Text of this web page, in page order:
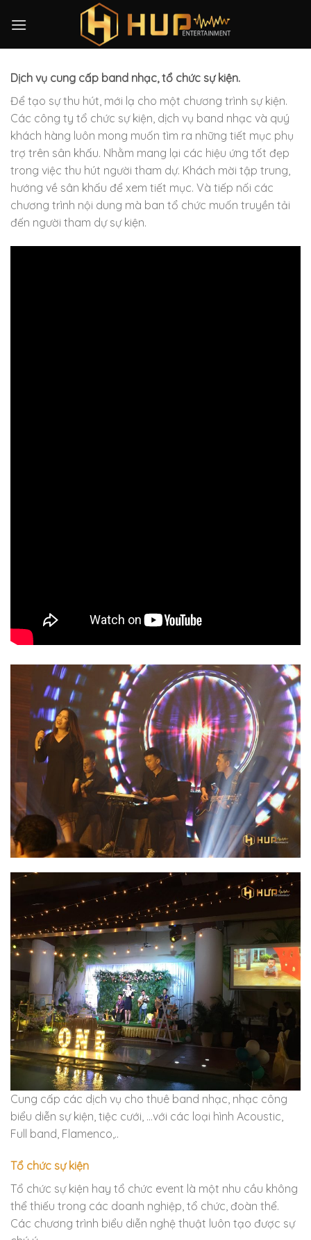
Dịch vụ cung cấp band nhạc, tổ chức sự kiện.
Để tạo sự thu hút, mới lạ cho một chương trình sự kiện.
Các công ty tổ chức sự kiện, dịch vụ band nhạc và quý
khách hàng luôn mong muốn tìm ra những tiết mục phụ
trợ trên sân khấu. Nhằm mang lại các hiệu ứng tốt đẹp
trong việc thu hút người tham dự. Khách mời tập trung,
hướng về sân khấu để xem tiết mục. Và tiếp nối các
chương trình nội dung mà ban tổ chức muốn truyền tải
đến người tham dự sự kiện.
Cung cấp các dịch vụ cho thuê band nhạc, nhạc công
biểu diễn sự kiện, tiệc cưới, …với các loại hình Acoustic,
Full band, Flamenco,..
Tổ chức sự kiện
Tổ chức sự kiện hay tổ chức event là một nhu cầu không
thể thiếu trong các doanh nghiệp, tổ chức, đoàn thể.
Các chương trình biểu diễn nghệ thuật luôn tạo được sự